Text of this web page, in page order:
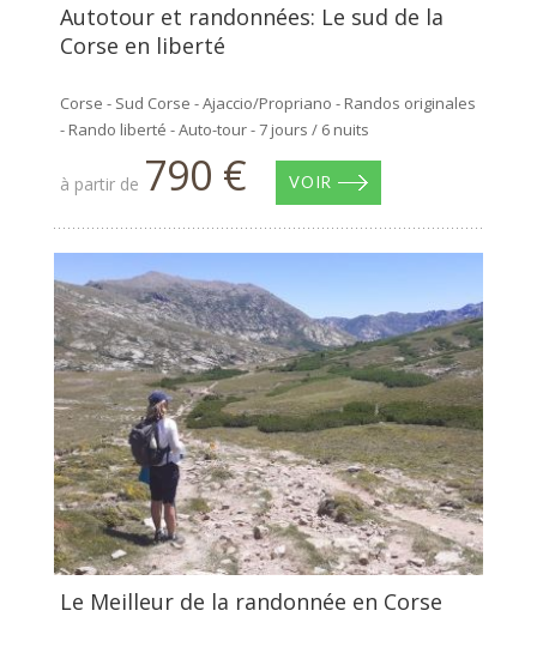
Autotour et randonnées: Le sud de la
Corse en liberté
Corse - Sud Corse - Ajaccio/Propriano - Randos originales
- Rando liberté - Auto-tour - 7 jours / 6 nuits
à partir de 790 € VOIR
Le Meilleur de la randonnée en Corse